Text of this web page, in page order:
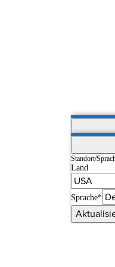
Vet
Supplier
Standort/
Land
Sprache*